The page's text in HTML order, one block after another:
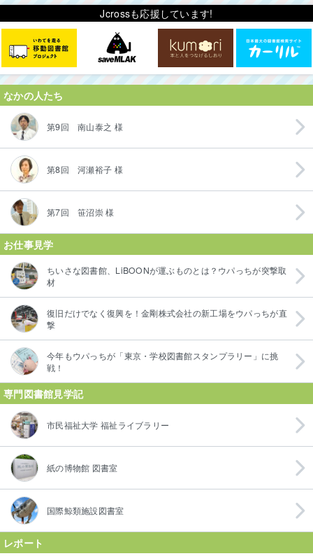
Jcrossも応援しています!
なかの人たち
第9回 南山泰之 様
第8回 河瀬裕子 様
第7回 笹沼崇 様
お仕事見学
ちいさな図書館、LiBOONが運ぶものとは？ウパっちが突撃取
材
復旧だけでなく復興を！金剛株式会社の新工場をウパっちが直
撃
今年もウパっちが「東京・学校図書館スタンプラリー」に挑
戦！
専門図書館見学記
市民福祉大学 福祉ライブラリー
紙の博物館 図書室
国際鯨類施設図書室
レポート